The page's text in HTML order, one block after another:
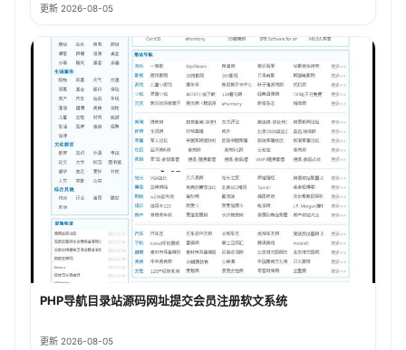
更新 2026-08-05
PHP导航目录站源码网址提交会员注册软文系统
更新 2026-08-05